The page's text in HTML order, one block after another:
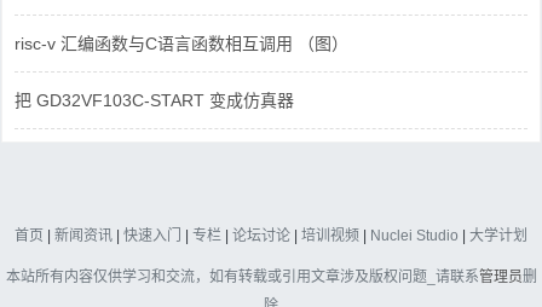
risc-v 汇编函数与C语言函数相互调用 （图）
把 GD32VF103C-START 变成仿真器
首页 | 新闻资讯 | 快速入门 | 专栏 | 论坛讨论 | 培训视频 | Nuclei Studio | 大学计划
本站所有内容仅供学习和交流，如有转载或引用文章涉及版权问题_请联系管理员删